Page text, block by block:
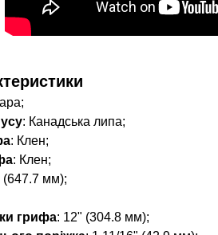
: Канадська липа;
: Клен;
: Клен;
(647.7 мм);
грифа: 12" (304.8 мм);